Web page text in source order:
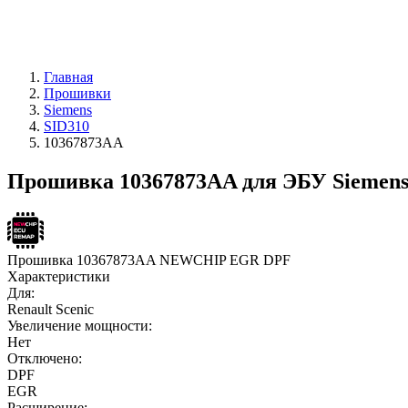
Главная
Прошивки
Siemens
SID310
10367873AA
Прошивка 10367873AA для ЭБУ
Прошивка 10367873AA NEWCHIP EGR DPF
Характеристики
Для:
Renault Scenic
Увеличение мощности:
Нет
Отключено:
DPF
EGR